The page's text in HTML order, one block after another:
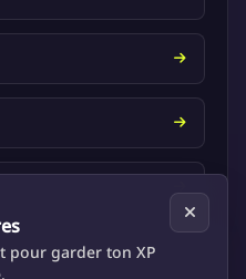
pour garder ton XP